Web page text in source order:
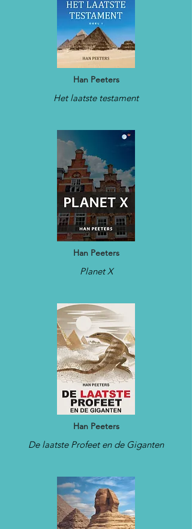
Han Peeters
Het laatste testament
Han Peeters
Planet X
Han Peeters
De laatste Profeet en de Giganten